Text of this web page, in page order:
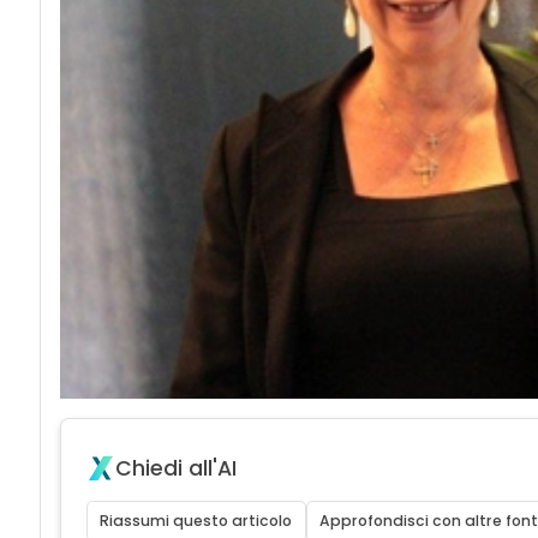
Chiedi all'AI
Riassumi questo articolo Approfondisci con altre